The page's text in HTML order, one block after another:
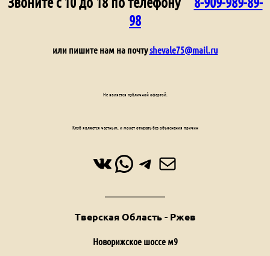
98
или пишите нам на почтуshevale75@mail.ru
ВКонтакте
WhatsApp
Telegram
Почта
Тверская Область - Ржев
Новорижское шоссе м9